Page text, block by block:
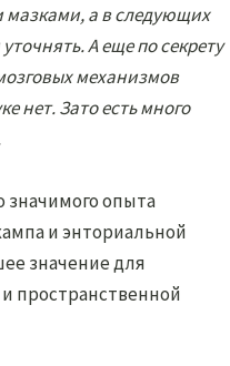
а в следующих
А еще по секрету
механизмов
нет. Зато есть много
значимого опыта
и энториальной
значение для
пространственной